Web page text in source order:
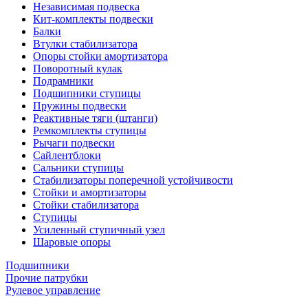
Независимая подвеска
Кит-комплекты подвески
Балки
Втулки стабилизатора
Опоры стойки амортизатора
Поворотный кулак
Подрамники
Подшипники ступицы
Пружины подвески
Реактивные тяги (штанги)
Ремкомплекты ступицы
Рычаги подвески
Сайлентблоки
Сальники ступицы
Стабилизаторы поперечной устойчивости
Стойки и амортизаторы
Стойки стабилизатора
Ступицы
Усиленный ступичный узел
Шаровые опоры
Подшипники
Прочие патрубки
Рулевое управление